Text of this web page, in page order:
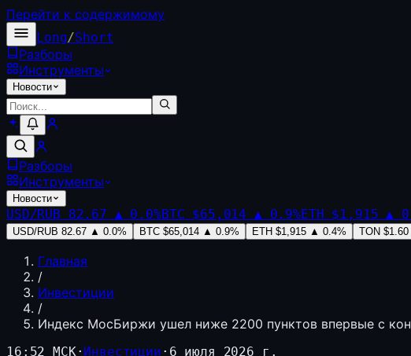
Перейти к содержимому
Long/Short
Разборы
Инструменты
Новости
Разборы
Инструменты
Новости
USD/RUB 82.67 ▲ 0.0%BTC $65,014 ▲ 0.9%ETH $1,915 ▲
USD/RUB 82.67 ▲ 0.0% BTC $65,014 ▲ 0.9% ETH $1,915 ▲ 0.4% TON $1.60
Главная
/
Инвестиции
/
Индекс МосБиржи ушел ниже 2200 пунктов впервые с
16:52 МСК· Инвестиции · 6 июля 2026 г.